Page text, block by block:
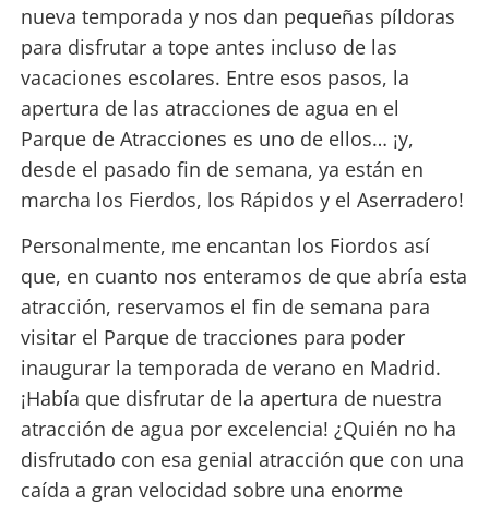
nueva temporada y nos dan pequeñas píldoras
para disfrutar a tope antes incluso de las
vacaciones escolares. Entre esos pasos, la
apertura de las atracciones de agua en el
Parque de Atracciones es uno de ellos… ¡y,
desde el pasado fin de semana, ya están en
marcha los Fierdos, los Rápidos y el Aserradero!
Personalmente, me encantan los Fiordos así
que, en cuanto nos enteramos de que abría esta
atracción, reservamos el fin de semana para
visitar el Parque de tracciones para poder
inaugurar la temporada de verano en Madrid.
¡Había que disfrutar de la apertura de nuestra
atracción de agua por excelencia! ¿Quién no ha
disfrutado con esa genial atracción que con una
caída a gran velocidad sobre una enorme